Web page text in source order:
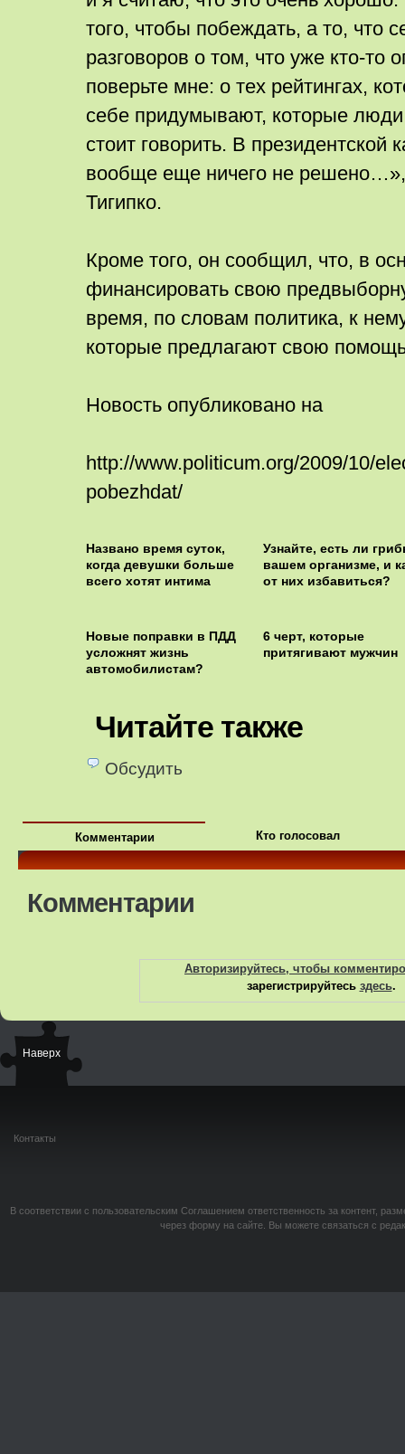
того, чтобы побеждать, а то, что
разговоров о том, что уже кто-то
поверьте мне: о тех рейтингах,
себе придумывают, которые
стоит говорить. В президентской
вообще еще ничего не
Тигипко.
Кроме того, он сообщил, что, в
финансировать свою
время, по словам политика, к
которые предлагают свою
Новость опубликовано на
http://www.politicum.org/2009/10/
pobezhdat/
Названо время суток,
когда девушки больше
всего хотят интима
Узнайте, есть ли
вашем организме, и
от них избавиться?
Новые поправки в ПДД
усложнят жизнь
автомобилистам?
6 черт, которые
притягивают мужчин
Читайте также
Обсудить
Комментарии Кто голосовал
Комментарии
Авторизируйтесь, чтобы
зарегистрируйтесь здесь.
Наверх
Контакты
В соответствии с пользовательским Соглашением ответственность за контент,
через форму на сайте. Вы можете связаться с